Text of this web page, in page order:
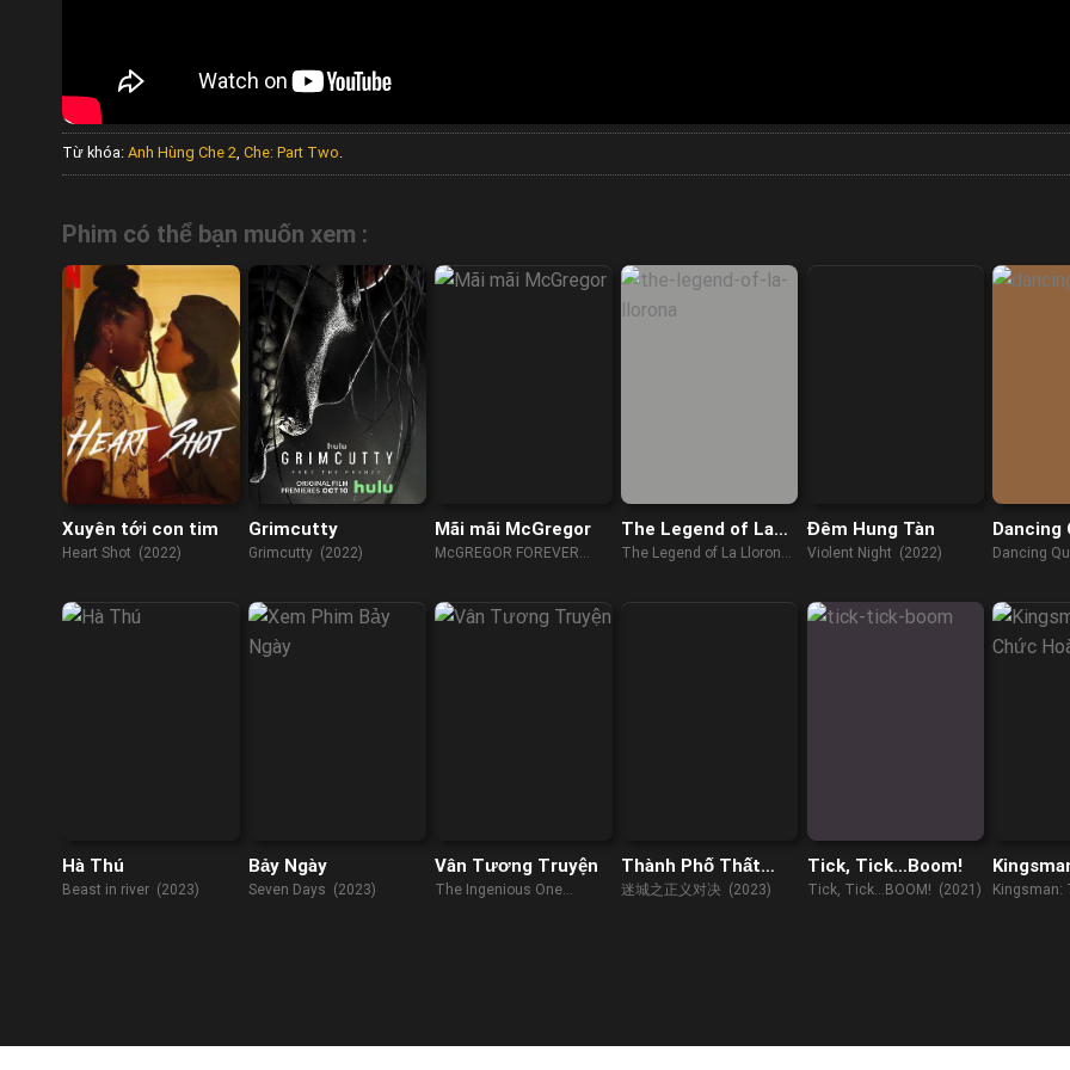
Từ khóa: Anh Hùng Che 2 Che: Part Two
Phim có thể bạn muốn xem :
Xuyên tới con tim
Heart Shot (2022)
Grimcutty
Grimcutty (2022)
Mãi mãi McGregor
McGREGOR FOREVER
The Legend of La
Llorona
The Legend of La Llorona
Đêm Hung Tàn
Violent Night (2022)
Dancing
Dancing
Hà Thú
Beast in river (2023)
Bảy Ngày
Seven Days (2023)
Vân Tương Truyện
The Ingenious One
Thành Phố Thất
Lạc: Cuộc Chiến
迷城之正义对决 (2023)
Tick, Tick…Boom!
Tick, Tick...BOOM! (2021)
Hoàng
Kingsman: